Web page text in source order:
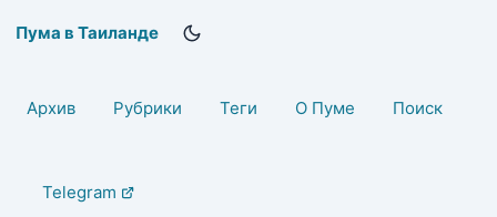
Пума в Таиланде
Архив Рубрики Теги О Пуме Поиск
Telegram